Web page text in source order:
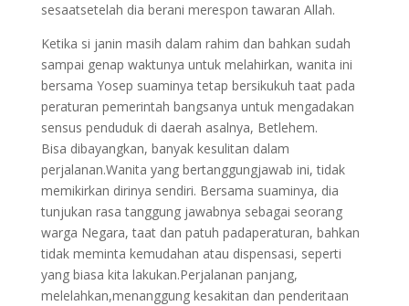
sesaatsetelah dia berani merespon tawaran Allah.
Ketika si janin masih dalam rahim dan bahkan sudah
sampai genap waktunya untuk melahirkan, wanita ini
bersama Yosep suaminya tetap bersikukuh taat pada
peraturan pemerintah bangsanya untuk mengadakan
sensus penduduk di daerah asalnya, Betlehem.
Bisa dibayangkan, banyak kesulitan dalam
perjalanan.Wanita yang bertanggungjawab ini, tidak
memikirkan dirinya sendiri. Bersama suaminya, dia
tunjukan rasa tanggung jawabnya sebagai seorang
warga Negara, taat dan patuh padaperaturan, bahkan
tidak meminta kemudahan atau dispensasi, seperti
yang biasa kita lakukan.Perjalanan panjang,
melelahkan,menanggung kesakitan dan penderitaan